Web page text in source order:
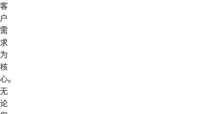
客
户
需
求
为
核
心。
无
论